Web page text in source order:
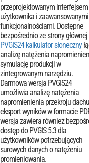
przeprojektowanym interfejsem
użytkownika i zaawansowanymi
funkcjonalnościami. Dostępne
bezpośrednio ze strony głównej
PVGIS24 kalkulator słoneczny
analizę natężenia
symulację produkcji w
zintegrowanym narzędziu.
Darmowa wersja PVGIS24
umożliwia analizę natężenia
napromienienia przekroju
eksport wyników w formacie
wersja zawiera również
dostęp do PVGIS 5.3 dla
użytkowników potrzebujących
surowych danych o natężeniu
promieniowania.